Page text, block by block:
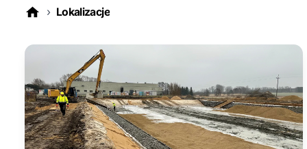
› Lokalizacje